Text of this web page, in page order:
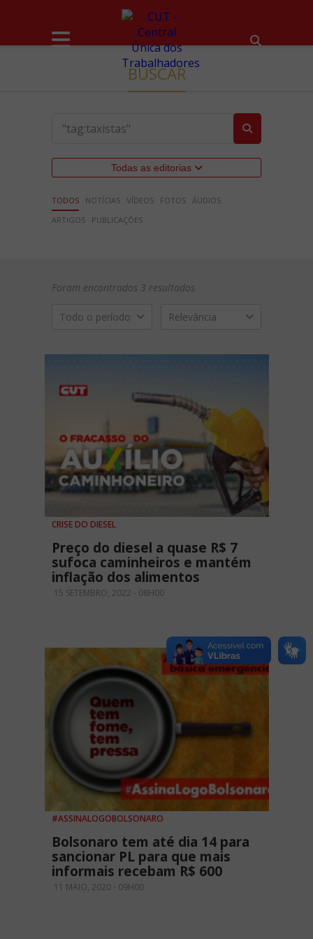
BUSCAR
Todas as editorias
TODOS NOTÍCIAS VÍDEOS FOTOS ÁUDIOS
ARTIGOS
PUBLICAÇÕES
Foram encontrados 3 resultados
Todo o período Relevância
CRISE DO DIESEL
Preço do diesel a quase R$ 7
sufoca caminheiros e mantém
inflação dos alimentos
15 SETEMBRO, 2022 - 08H00
#ASSINALOGOBOLSONARO
Bolsonaro tem até dia 14 para
sancionar PL para que mais
informais recebam R$ 600
11 MAIO, 2020 - 09H00